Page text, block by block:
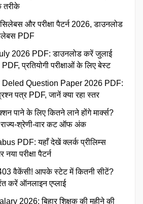
तरीके
और परीक्षा पैटर्न 2026, डाउनलोड
PDF
2026 PDF: डाउनलोड करें जुलाई
प्रतियोगी परीक्षाओं के लिए बेस्ट
Question Paper 2026 PDF:
पत्र PDF, जानें क्या रहा स्तर
पाने के लिए कितने लाने होंगे मार्क्स?
श्रेणी-वार कट ऑफ अंक
PDF: यहाँ देखें क्लर्क प्रीलिम्स
परीक्षा पैटर्न
वैकेंसी! आपके स्टेट में कितनी सीटें?
करें ऑनलाइन एप्लाई
2026: बिहार शिक्षक की महीने की